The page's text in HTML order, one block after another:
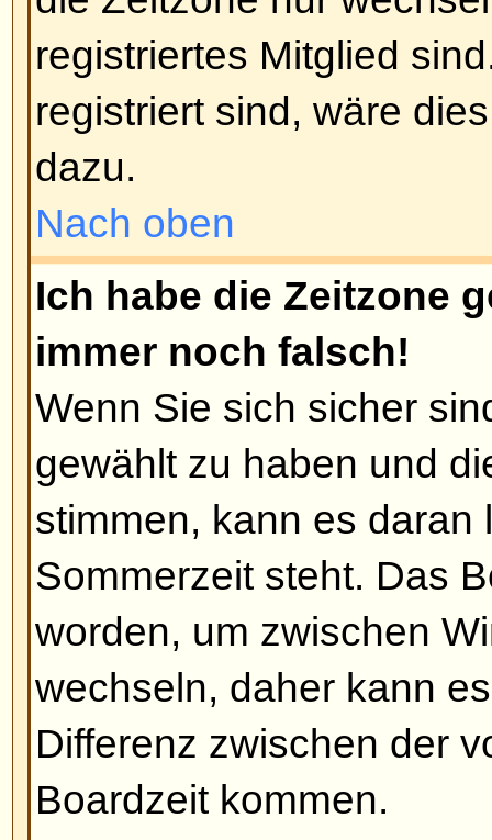
Benutzer, z. B. Moderatoren
könnten einen speziellen Rang
Sie die Mitglieder des Forums
Beiträgen, nur um Ihren Rang
werden Sie auf einen Moderator
treffen, der Ihren Rang einfach
Nach oben
Wenn ich auf den E-Mail-Link
klicke, werde ich
Nur registrierte Benutzer
Mails verschicken (falls der
Funktion aktiviert hat). Damit
unbekannten Benutzern
Nach oben
Beiträge schreiben
Wie schreibe ich ein Thema in
Klicken Sie dazu einfach auf
Button auf der Forums- oder